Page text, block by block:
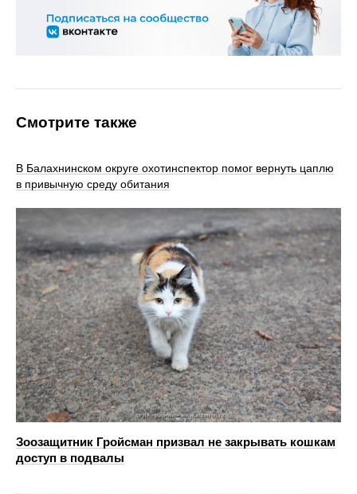
Смотрите также
В Балахнинском округе охотинспектор помог вернуть цаплю
в привычную среду обитания
Зоозащитник Гройсман призвал не закрывать кошкам
доступ в подвалы